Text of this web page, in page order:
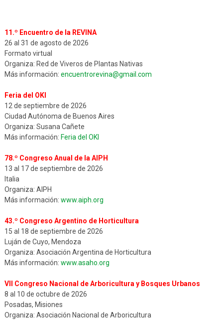
11.º Encuentro de la REVINA
26 al 31 de agosto de 2026
Formato virtual
Organiza: Red de Viveros de Plantas Nativas
Más información: encuentrorevina@gmail.com
Feria del OKI
12 de septiembre de 2026
Ciudad Autónoma de Buenos Aires
Organiza: Susana Cañete
Más información: Feria del OKI
78.º Congreso Anual de la AIPH
13 al 17 de septiembre de 2026
Italia
Organiza: AIPH
Más información: www.aiph.org
43.º Congreso Argentino de Horticultura
15 al 18 de septiembre de 2026
Luján de Cuyo, Mendoza
Organiza: Asociación Argentina de Horticultura
Más información: www.asaho.org
VII Congreso Nacional de Arboricultura y Bosques Urbanos
8 al 10 de octubre de 2026
Posadas, Misiones
Organiza: Asociación Nacional de Arboricultura